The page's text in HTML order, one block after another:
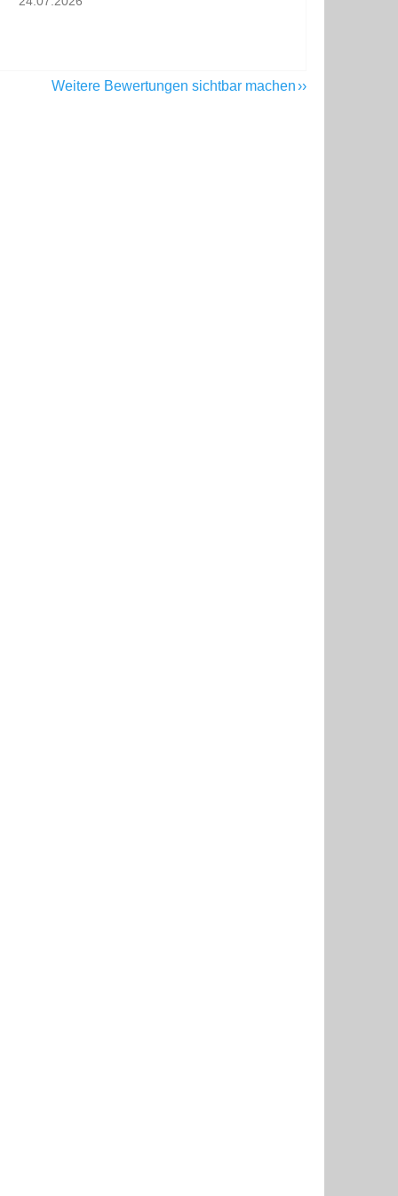
Weitere Bewertungen sichtbar machen